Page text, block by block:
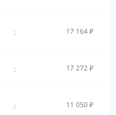
- 17 164 ₽
- 17 272 ₽
- 11 050 ₽